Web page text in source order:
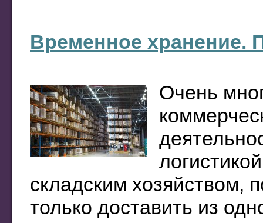
Временное хранение.
Очень
складским хозяйством,
только доставить из